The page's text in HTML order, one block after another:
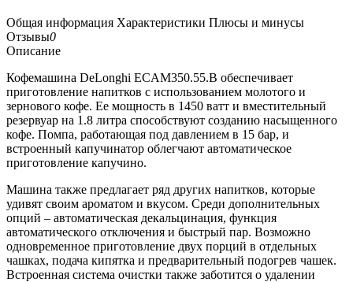
Общая информация Характеристики Плюсы и минусы
Отзывы0
Описание
Кофемашина DeLonghi ECAM350.55.B обеспечивает
приготовление напитков с использованием молотого и
зернового кофе. Ее мощность в 1450 ватт и вместительный
резервуар на 1.8 литра способствуют созданию насыщенного
кофе. Помпа, работающая под давлением в 15 бар, и
встроенный капучинатор облегчают автоматическое
приготовление капучино.
Машина также предлагает ряд других напитков, которые
удивят своим ароматом и вкусом. Среди дополнительных
опций – автоматическая декальцинация, функция
автоматического отключения и быстрый пар. Возможно
одновременное приготовление двух порций в отдельных
чашках, подача кипятка и предварительный подогрев чашек.
Встроенная система очистки также заботится о удалении